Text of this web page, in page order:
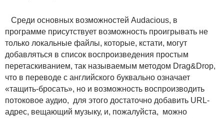
Среди основных возможностей Audacious, в
программе присутствует возможность проигрывать не
только локальные файлы, которые, кстати, могут
добавляться в список воспроизведения простым
перетаскиванием, так называемым методом Drag&Drop,
что в переводе с английского буквально означает
«тащить-бросать», но и возможность воспроизводить
потоковое аудио, для этого достаточно добавить URL-
адрес, вещающий музыку, и, пожалуйста, можно